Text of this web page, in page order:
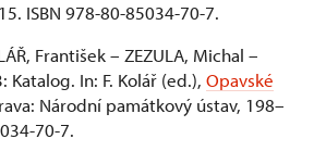
ISBN 978-80-85034-70-7.
František – ZEZULA, Michal –
Katalog. In: F. Kolář (ed.), Opavské
Národní památkový ústav, 198–
70-7.